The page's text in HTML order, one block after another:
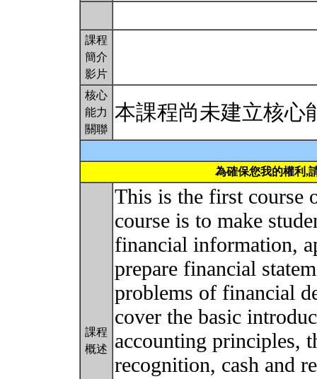
課程
簡介
影片
核心
能力
關聯
本課程尚未建立核心
為確保您我的權利,
課程
概述
This is the first course
course is to make
financial information,
prepare financial
problems of financial
cover the basic
accounting principles,
recognition, cash and